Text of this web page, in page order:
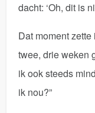
dacht: ‘Oh, dit is
Dat moment
twee, drie weken
ik ook steeds
ik nou?”